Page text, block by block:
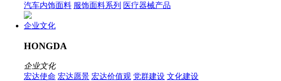
汽车内饰面料 服饰面料系列 医疗器械产品
企业文化
HONGDA
企业文化
宏达使命 宏达愿景 宏达价值观 党群建设 文化建设